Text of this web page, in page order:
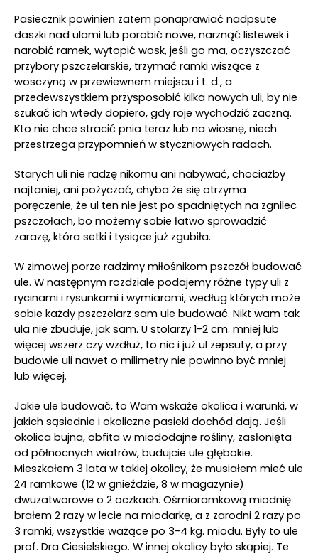
Pasiecznik powinien zatem ponaprawiać nadpsute
daszki nad ulami lub porobić nowe, narznąć listewek i
narobić ramek, wytopić wosk, jeśli go ma, oczyszczać
przybory pszczelarskie, trzymać ramki wiszące z
wosczyną w przewiewnem miejscu i t. d., a
przedewszystkiem przysposobić kilka nowych uli, by nie
szukać ich wtedy dopiero, gdy roje wychodzić zaczną.
Kto nie chce stracić pnia teraz lub na wiosnę, niech
przestrzega przypomnień w styczniowych radach.
Starych uli nie radzę nikomu ani nabywać, chociażby
najtaniej, ani pożyczać, chyba że się otrzyma
poręczenie, że ul ten nie jest po spadniętych na zgnilec
pszczołach, bo możemy sobie łatwo sprowadzić
zarazę, która setki i tysiące już zgubiła.
W zimowej porze radzimy miłośnikom pszczół budować
ule. W następnym rozdziale podajemy różne typy uli z
rycinami i rysunkami i wymiarami, według których może
sobie każdy pszczelarz sam ule budować. Nikt wam tak
ula nie zbuduje, jak sam. U stolarzy 1-2 cm. mniej lub
więcej wszerz czy wzdłuż, to nic i już ul zepsuty, a przy
budowie uli nawet o milimetry nie powinno być mniej
lub więcej.
Jakie ule budować, to Wam wskaże okolica i warunki, w
jakich sąsiednie i okoliczne pasieki dochód dają. Jeśli
okolica bujna, obfita w miododajne rośliny, zasłonięta
od północnych wiatrów, budujcie ule głębokie.
Mieszkałem 3 lata w takiej okolicy, że musiałem mieć ule
24 ramkowe (12 w gnieździe, 8 w magazynie)
dwuzatworowe o 2 oczkach. Ośmioramkową miodnię
brałem 2 razy w lecie na miodarkę, a z zarodni 2 razy po
3 ramki, wszystkie ważące po 3-4 kg. miodu. Były to ule
prof. Dra Ciesielskiego. W innej okolicy było skąpiej. Te